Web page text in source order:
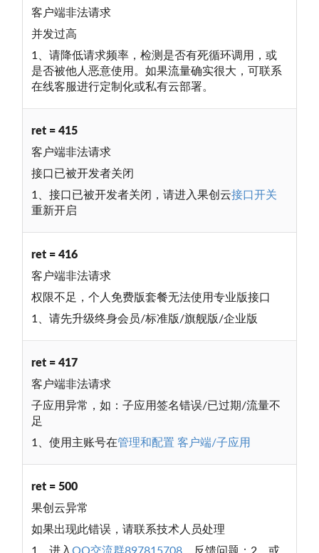
客户端非法请求
并发过高
1、请降低请求频率，检测是否有死循环调用，或
是否被他人恶意使用。如果流量确实很大，可联系
在线客服进行定制化或私有云部署。
ret = 415
客户端非法请求
接口已被开发者关闭
1、接口已被开发者关闭，请进入果创云接口开关
重新开启
ret = 416
客户端非法请求
权限不足，个人免费版套餐无法使用专业版接口
1、请先升级终身会员/标准版/旗舰版/企业版
ret = 417
客户端非法请求
子应用异常，如：子应用签名错误/已过期/流量不
足
1、使用主账号在管理和配置 客户端/子应用
ret = 500
果创云异常
如果出现此错误，请联系技术人员处理
1、进入 QQ交流群897815708 ，反馈问题；2、或